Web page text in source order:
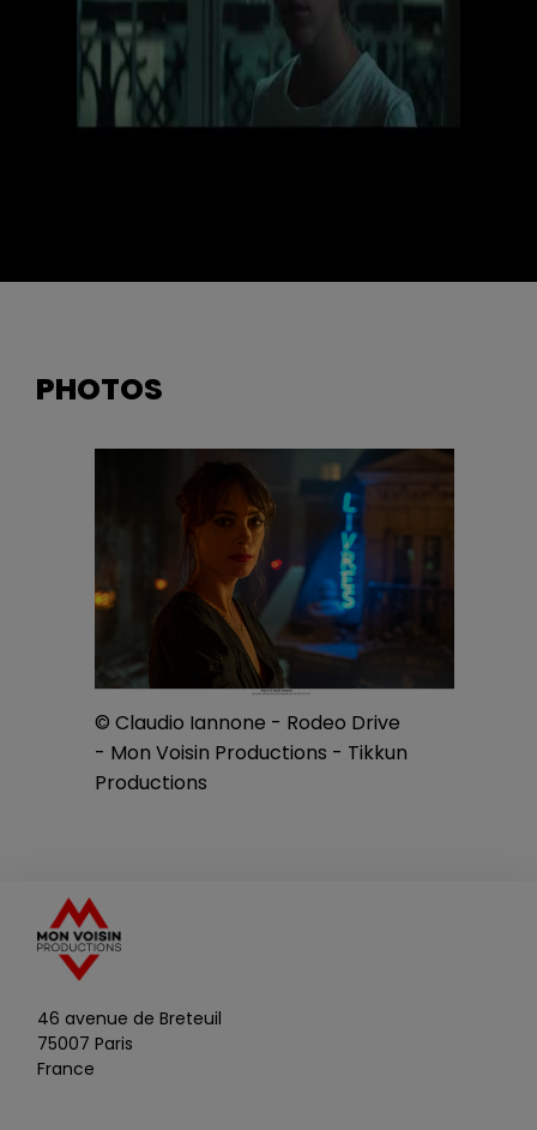
PHOTOS
© Claudio Iannone - Rodeo Drive
- Mon Voisin Productions - Tikkun
Productions
46 avenue de Breteuil
75007 Paris
France